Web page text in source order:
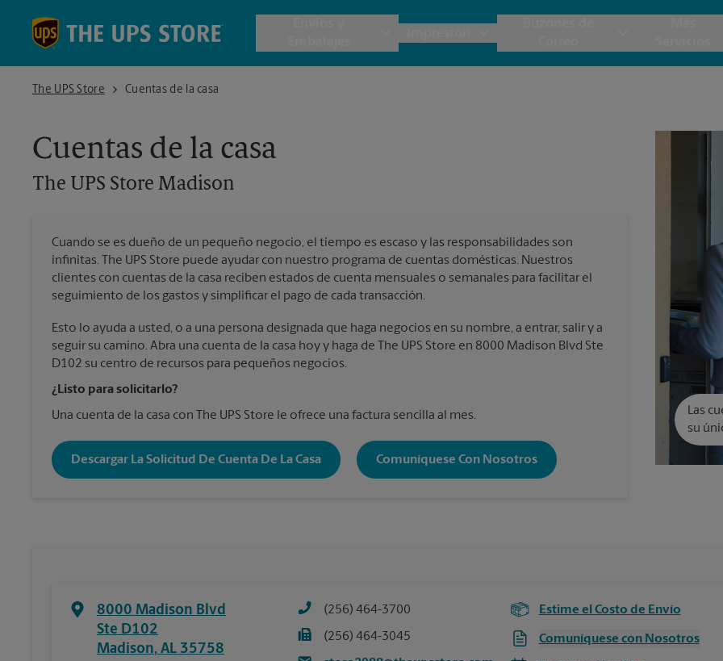
Envío Internacional Garantía de Embalaje y Envío
Todos los Servicios de Envío y Embalaje
Tarjetas Postales
Tarjetas Comerciales
Fotos
The UPS Store
The UPS Store MadisonCuentas de la casa
Cuentas de la casa
The UPS Store Madison
Cuando se es dueño de un pequeño negocio, el tiempo es escaso y las responsabilidades son
infinitas. The UPS Store puede ayudar con nuestro programa de cuentas domésticas. Nuestros
clientes con cuentas de la casa reciben estados de cuenta mensuales o semanales para facilitar el
seguimiento de los gastos y simplificar el pago de cada transacción.
Esto lo ayuda a usted, o a una persona designada que haga negocios en su nombre, a entrar, salir y a
seguir su camino. Abra una cuenta de la casa hoy y haga de The UPS Store en 8000 Madison Blvd Ste
D102 su centro de recursos para pequeños negocios.
¿Listo para solicitarlo?
Una cuenta de la casa con The UPS Store le ofrece una factura sencilla al mes.
Descargar La Solicitud De Cuenta De La Casa Comuníquese Con Nosotros
Las
su
8000 Madison Blvd
Ste D102
Madison, AL 35758
(256) 464-3700
(256) 464-3045
Estime el Costo de Envío
Comuníquese con Nosotros